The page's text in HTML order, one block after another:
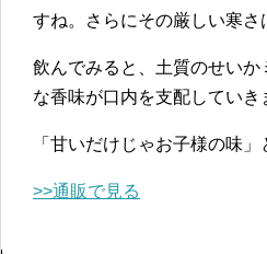
すね。さらにその厳しい寒
飲んでみると、土質のせい
な香味が口内を支配していき
「甘いだけじゃお子様の味
>>通販で見る